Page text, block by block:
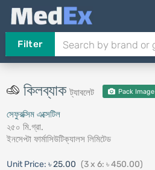
Filter
কিলব্যাকট্যাবলেট Pack Image
সেফুরক্সিম এক্সেটিল
২৫০ মি.গ্রা.
ইনসেপ্টা ফার্মাসিউটিক্যালস লিমিটেড
Unit Price: ৳ 25.00 (3 x 6: ৳ 450.00)